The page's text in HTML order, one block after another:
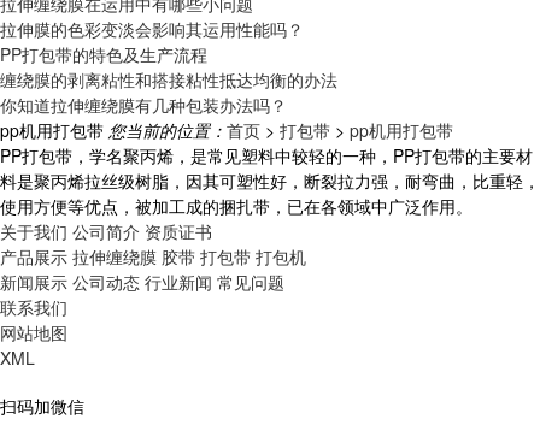
拉伸膜的色彩变淡会影响其运用性能吗？
PP打包带的特色及生产流程
缠绕膜的剥离粘性和搭接粘性抵达均衡的办法
你知道拉伸缠绕膜有几种包装办法吗？
pp机用打包带 您当前的位置： 首页 > 打包带 > pp机用打包带
PP打包带，学名聚丙烯，是常见塑料中较轻的一种，PP打包带的主要材
料是聚丙烯拉丝级树脂，因其可塑性好，断裂拉力强，耐弯曲，比重轻，
使用方便等优点，被加工成的捆扎带，已在各领域中广泛作用。
关于我们 公司简介 资质证书
产品展示 拉伸缠绕膜 胶带 打包带 打包机
新闻展示 公司动态 行业新闻 常见问题
联系我们
网站地图
XML
扫码加微信